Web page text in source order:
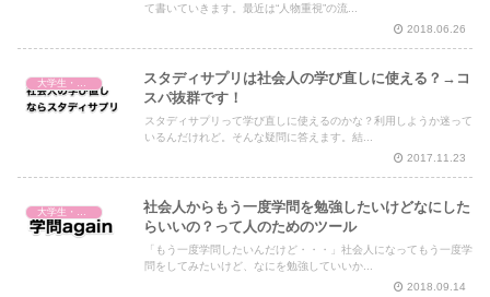
て書いていきます。最近は“人物重視”の流...
2018.06.26
大学生・社会人・学び直し
スタディサプリは社会人の学び直しに使える？→コ
スパ抜群です！
スタディサプリって学び直しに使えるのかな？利用しようか迷って
いるんだけれど。そんな疑問に答えます。結...
2017.11.23
大学生・社会人・学び直し
社会人からもう一度学問を勉強したいけどなにした
らいいの？って人のためのツール
「もう一度学問したいんだけど・・・」社会人になってもう一度学
問をしてみたいけど、なにを勉強していいか...
2018.09.14